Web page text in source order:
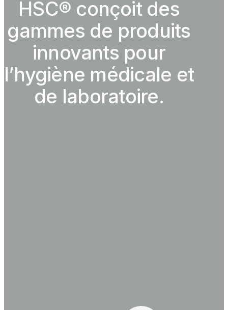
HSC® conçoit des
gammes de produits
innovants pour
l’hygiène médicale et
de laboratoire.